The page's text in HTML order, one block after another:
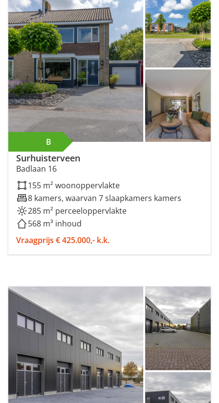
Minimale perceeloppervlakte (m²)
Minimaal aantal kamers
B
Surhuisterveen
Badlaan 16
155 m² woonoppervlakte
8 kamers, waarvan 7 slaapkamers kamers
285 m² perceeloppervlakte
568 m³ inhoud
Vraagprijs € 425.000,- k.k.